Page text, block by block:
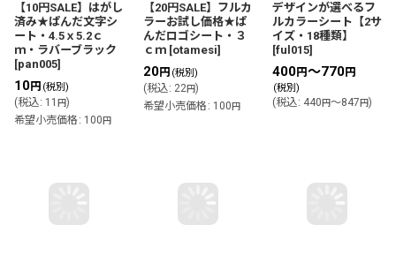
【10円SALE】はがし
済み★ぱんだ文字シ
ート・4.5ｘ5.2ｃ
ｍ・ラバーブラック
[pan005]
10円 (税別)
(税込: 11 円)
希望小売価格 : 100 円
【20円SALE】フルカ
ラーお試し価格★ぱ
んだロゴシート・３
ｃｍ [otamesi]
20円 (税別)
(税込: 22円)
希望小売価格 : 100 円
デザインが選べるフ
ルカラーシート【2サ
イズ・18種類】
[ful015]
400円～770円
(税別)
(税込: 440 円～847 円)